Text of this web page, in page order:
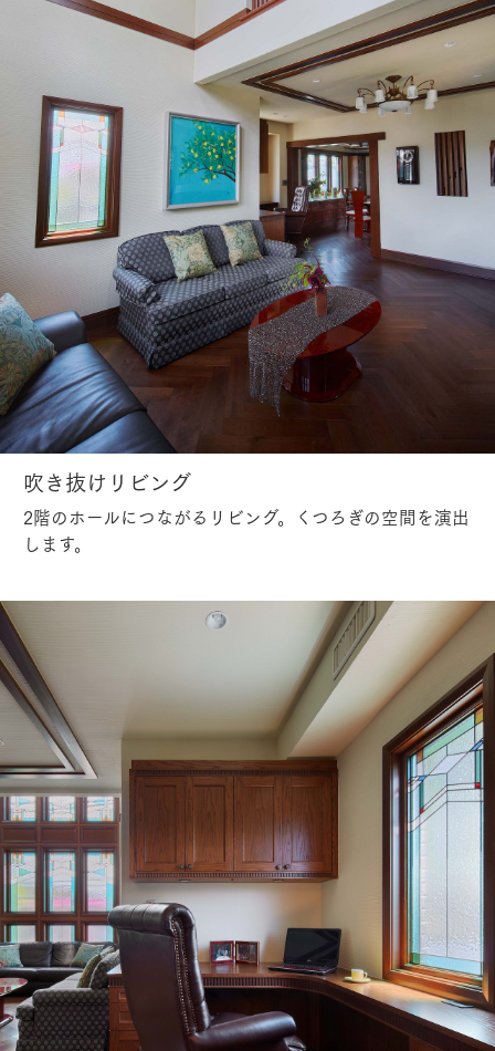
吹き抜けリビング
2階のホールにつながるリビング。くつろぎの空間を演出
します。